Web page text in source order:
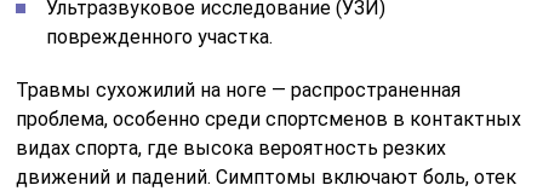
Ультразвуковое исследование (УЗИ)
поврежденного участка.
Травмы сухожилий на ноге — распространенная
проблема, особенно среди спортсменов в контактных
видах спорта, где высока вероятность резких
движений и падений. Симптомы включают боль, отек